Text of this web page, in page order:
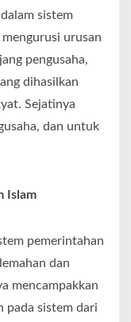
sistem
urusan
pengusaha,
dihasilkan
Sejatinya
dan untuk
Islam
pemerintahan
dan
mencampakkan
pada sistem dari